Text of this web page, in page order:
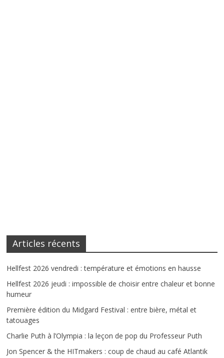
Articles récents
Hellfest 2026 vendredi : température et émotions en hausse
Hellfest 2026 jeudi : impossible de choisir entre chaleur et bonne
humeur
Première édition du Midgard Festival : entre bière, métal et
tatouages
Charlie Puth à l’Olympia : la leçon de pop du Professeur Puth
Jon Spencer & the HITmakers : coup de chaud au café Atlantik